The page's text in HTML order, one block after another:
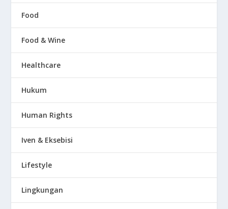
Food
Food & Wine
Healthcare
Hukum
Human Rights
Iven & Eksebisi
Lifestyle
Lingkungan